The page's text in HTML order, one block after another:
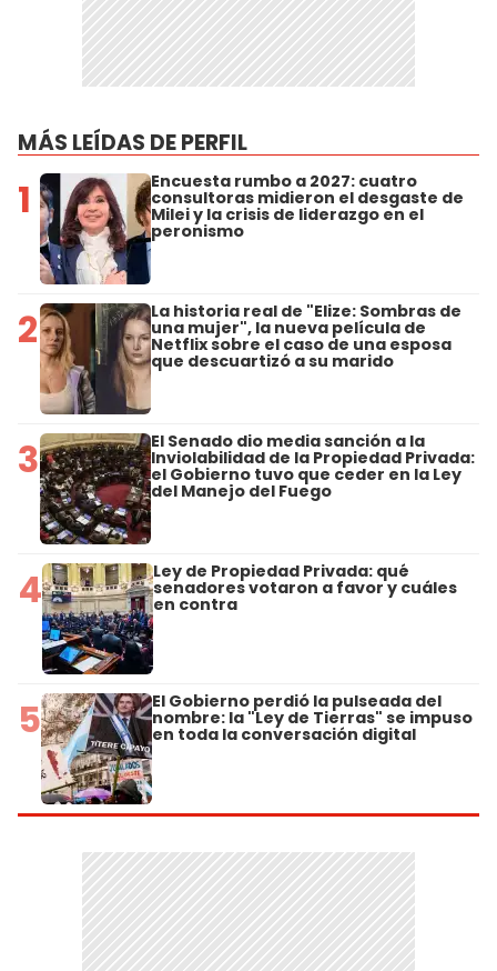
MÁS LEÍDAS DE PERFIL
1 Encuesta rumbo a 2027: cuatro
consultoras midieron el desgaste de
Milei y la crisis de liderazgo en el
peronismo
2 La historia real de "Elize: Sombras de
una mujer", la nueva película de
Netflix sobre el caso de una esposa
que descuartizó a su marido
3 El Senado dio media sanción a la
Inviolabilidad de la Propiedad Privada:
el Gobierno tuvo que ceder en la Ley
del Manejo del Fuego
4 Ley de Propiedad Privada: qué
senadores votaron a favor y cuáles
en contra
5 El Gobierno perdió la pulseada del
nombre: la "Ley de Tierras" se impuso
en toda la conversación digital